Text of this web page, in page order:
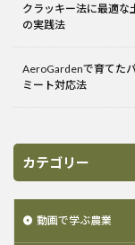
クラッキー法に最適な
の実践法
AeroGardenで育てた
ミート対応法
カテゴリー
動画で学ぶ農業